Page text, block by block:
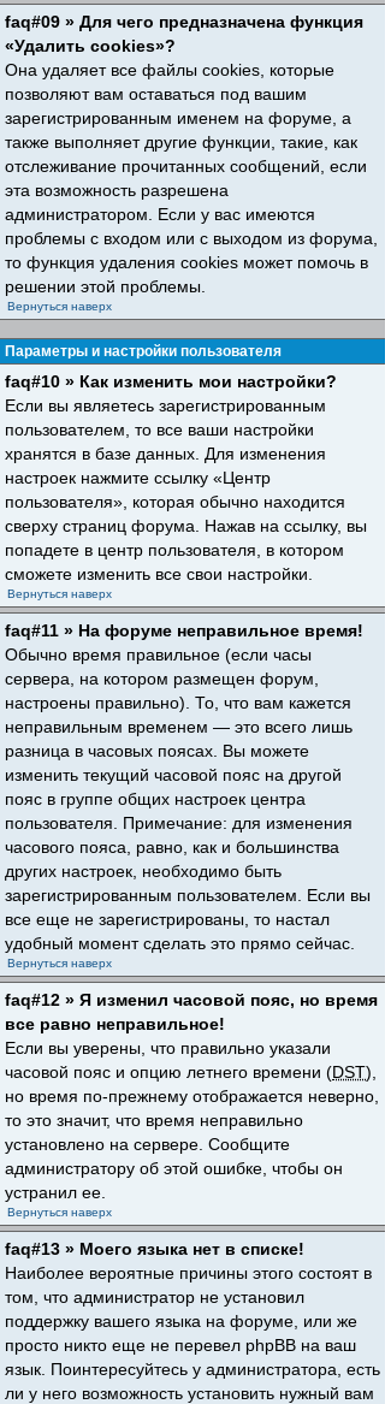
faq#09 » Для чего предназначена функция
«Удалить cookies»?
Она удаляет все файлы cookies, которые
позволяют вам оставаться под вашим
зарегистрированным именем на форуме, а
также выполняет другие функции, такие, как
отслеживание прочитанных сообщений, если
эта возможность разрешена
администратором. Если у вас имеются
проблемы с входом или с выходом из форума,
то функция удаления cookies может помочь в
решении этой проблемы.
Вернуться наверх
Параметры и настройки пользователя
faq#10 » Как изменить мои настройки?
Если вы являетесь зарегистрированным
пользователем, то все ваши настройки
хранятся в базе данных. Для изменения
настроек нажмите ссылку «Центр
пользователя», которая обычно находится
сверху страниц форума. Нажав на ссылку, вы
попадете в центр пользователя, в котором
сможете изменить все свои настройки.
Вернуться наверх
faq#11 » На форуме неправильное время!
Обычно время правильное (если часы
сервера, на котором размещен форум,
настроены правильно). То, что вам кажется
неправильным временем — это всего лишь
разница в часовых поясах. Вы можете
изменить текущий часовой пояс на другой
пояс в группе общих настроек центра
пользователя. Примечание: для изменения
часового пояса, равно, как и большинства
других настроек, необходимо быть
зарегистрированным пользователем. Если вы
все еще не зарегистрированы, то настал
удобный момент сделать это прямо сейчас.
Вернуться наверх
faq#12 » Я изменил часовой пояс, но время
все равно неправильное!
Если вы уверены, что правильно указали
часовой пояс и опцию летнего времени (DST),
но время по-прежнему отображается неверно,
то это значит, что время неправильно
установлено на сервере. Сообщите
администратору об этой ошибке, чтобы он
устранил ее.
Вернуться наверх
faq#13 » Моего языка нет в списке!
Наиболее вероятные причины этого состоят в
том, что администратор не установил
поддержку вашего языка на форуме, или же
просто никто еще не перевел phpBB на ваш
язык. Поинтересуйтесь у администратора, есть
ли у него возможность установить нужный вам